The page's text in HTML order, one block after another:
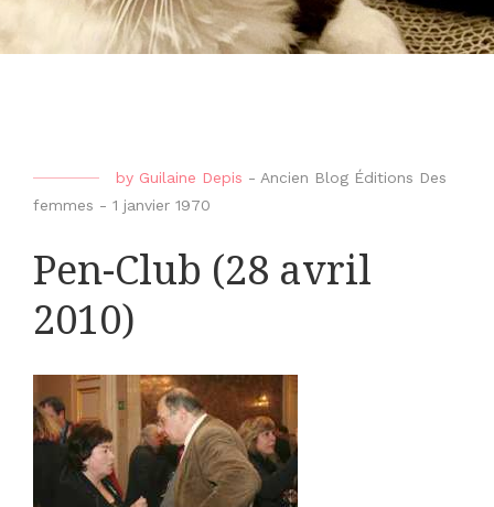
by Guilaine Depis - Ancien Blog Éditions Des
femmes - 1 janvier 1970
Pen-Club (28 avril
2010)